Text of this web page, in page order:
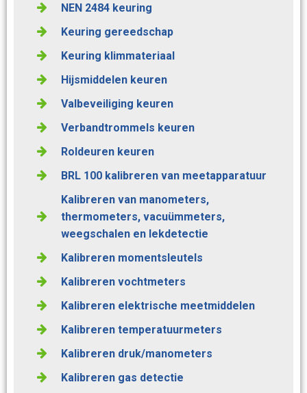
NEN 2484 keuring
Keuring gereedschap
Keuring klimmateriaal
Hijsmiddelen keuren
Valbeveiliging keuren
Verbandtrommels keuren
Roldeuren keuren
BRL 100 kalibreren van meetapparatuur
Kalibreren van manometers,
thermometers, vacuümmeters,
weegschalen en lekdetectie
Kalibreren momentsleutels
Kalibreren vochtmeters
Kalibreren elektrische meetmiddelen
Kalibreren temperatuurmeters
Kalibreren druk/manometers
Kalibreren gas detectie